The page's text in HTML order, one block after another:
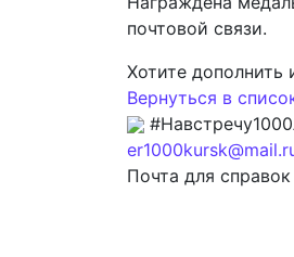
почтовой связи.
Хотите
Вернуться в
Почта для справок